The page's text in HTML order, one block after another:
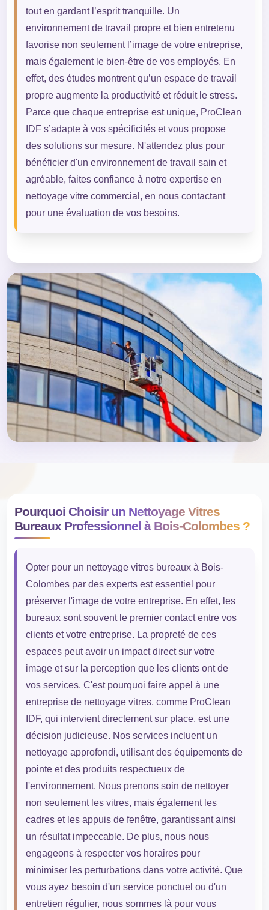
tout en gardant l’esprit tranquille. Un
environnement de travail propre et bien entretenu
favorise non seulement l’image de votre entreprise,
mais également le bien-être de vos employés. En
effet, des études montrent qu’un espace de travail
propre augmente la productivité et réduit le stress.
Parce que chaque entreprise est unique, ProClean
IDF s’adapte à vos spécificités et vous propose
des solutions sur mesure. N'attendez plus pour
bénéficier d'un environnement de travail sain et
agréable, faites confiance à notre expertise en
nettoyage vitre commercial, en nous contactant
pour une évaluation de vos besoins.
Pourquoi Choisir un Nettoyage Vitres
Bureaux Professionnel à Bois-Colombes ?
Opter pour un nettoyage vitres bureaux à Bois-
Colombes par des experts est essentiel pour
préserver l'image de votre entreprise. En effet, les
bureaux sont souvent le premier contact entre vos
clients et votre entreprise. La propreté de ces
espaces peut avoir un impact direct sur votre
image et sur la perception que les clients ont de
vos services. C'est pourquoi faire appel à une
entreprise de nettoyage vitres, comme ProClean
IDF, qui intervient directement sur place, est une
décision judicieuse. Nos services incluent un
nettoyage approfondi, utilisant des équipements de
pointe et des produits respectueux de
l'environnement. Nous prenons soin de nettoyer
non seulement les vitres, mais également les
cadres et les appuis de fenêtre, garantissant ainsi
un résultat impeccable. De plus, nous nous
engageons à respecter vos horaires pour
minimiser les perturbations dans votre activité. Que
vous ayez besoin d'un service ponctuel ou d'un
entretien régulier, nous sommes là pour vous